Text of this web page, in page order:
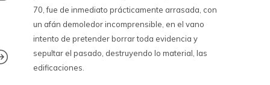
70, fue de inmediato prácticamente arrasada, con
un afán demoledor incomprensible, en el vano
intento de pretender borrar toda evidencia y
sepultar el pasado, destruyendo lo material, las
edificaciones.